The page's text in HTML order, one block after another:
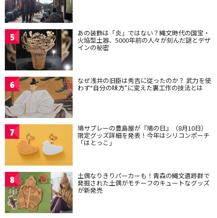
5 あの装飾は「炎」ではない？縄文時代の国宝・
火焔型土器、5000年前の人々が刻んだ謎とデザ
インの秘密
6 なぜ浅井の旧臣は秀吉に従ったのか？ 武力を使
わず“自分の味方”に変えた裏工作の技法とは
7 鳩サブレーの豊島屋が『鳩の日』（8月10日）
限定グッズ詳細を発表！今年はシリコンポーチ
「はとっこ」
8 土偶なりきりパーカーも！青森の縄文遺跡群で
発掘された土偶がモチーフのキュートなグッズ
が新発売